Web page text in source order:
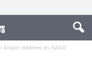
obtained an ISAGO